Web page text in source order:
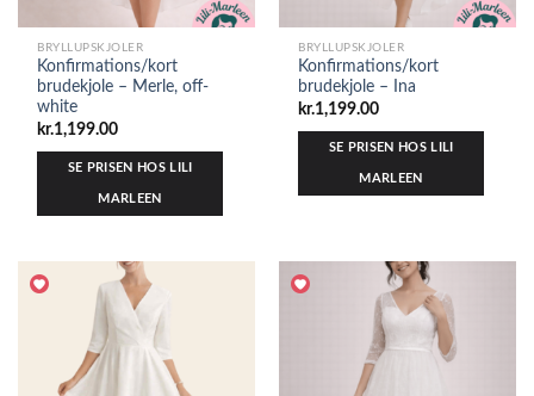
BRYLLUPSKJOLER
Konfirmations/kort
brudekjole – Merle, off-
white
kr.1,199.00
SE PRISEN HOS LILI
MARLEEN
BRYLLUPSKJOLER
Konfirmations/kort
brudekjole – Ina
kr.1,199.00
SE PRISEN HOS LILI
MARLEEN